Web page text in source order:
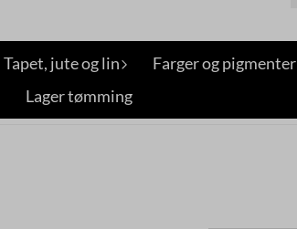
Tapet, jute og lin Farger og pigmenter
Lager tømming